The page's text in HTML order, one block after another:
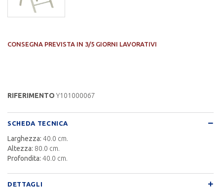
CONSEGNA PREVISTA IN 3/5 GIORNI LAVORATIVI
RIFERIMENTO Y101000067
SCHEDA TECNICA
Larghezza: 40.0 cm.
Altezza: 80.0 cm.
Profondita: 40.0 cm.
DETTAGLI